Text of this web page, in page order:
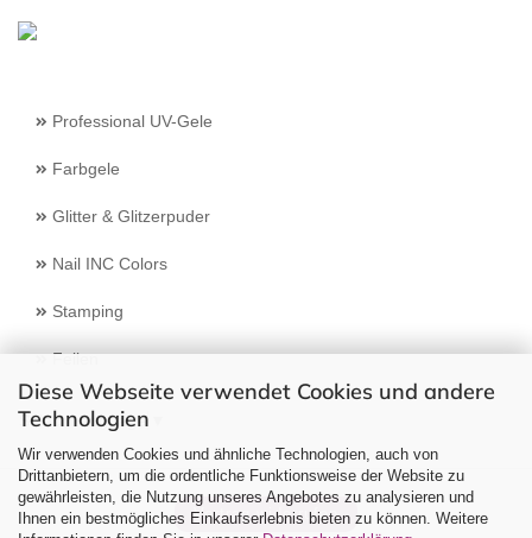
Diese Webseite verwendet Cookies und andere
Technologien
Wir verwenden Cookies und ähnliche Technologien, auch von
Drittanbietern, um die ordentliche Funktionsweise der Website zu
gewährleisten, die Nutzung unseres Angebotes zu analysieren und
Ihnen ein bestmögliches Einkaufserlebnis bieten zu können. Weitere
Professional UV-Gele
Farbgele
Glitter & Glitzerpuder
Nail INC Colors
Stamping
Feilen
Select Language
Vertrag widerrufen